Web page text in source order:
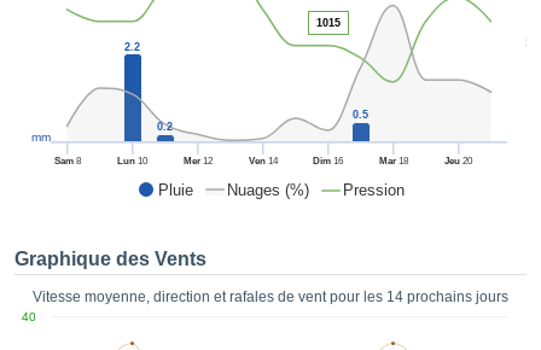
de
des
de très
CONTINUER
Pluie Nuages (%) Pression
50
Sam8 Lun 10 Mer12 Ven14 Dim 16 Mar18 Jeu 20
mm
2.2
0.2
0.5
1015
Graphique des Vents
Vitesse moyenne, direction et rafales de vent pour les 14 prochains jours
40